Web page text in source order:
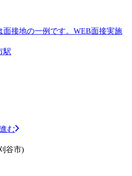
接地の一例です。WEB面接実施
駅
む
谷市)